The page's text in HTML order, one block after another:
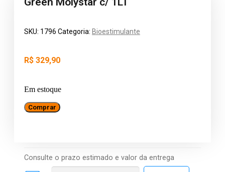
SKU: 1796 Categoria: Bioestimulante
R$ 329,90
Em estoque
Green
Molystar
Comprar
Consulte o prazo estimado e valor da entrega